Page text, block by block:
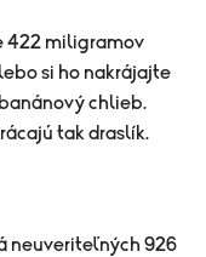
422 miligramov
si ho nakrájajte
chlieb.
tak draslík.
neuveriteľných 926